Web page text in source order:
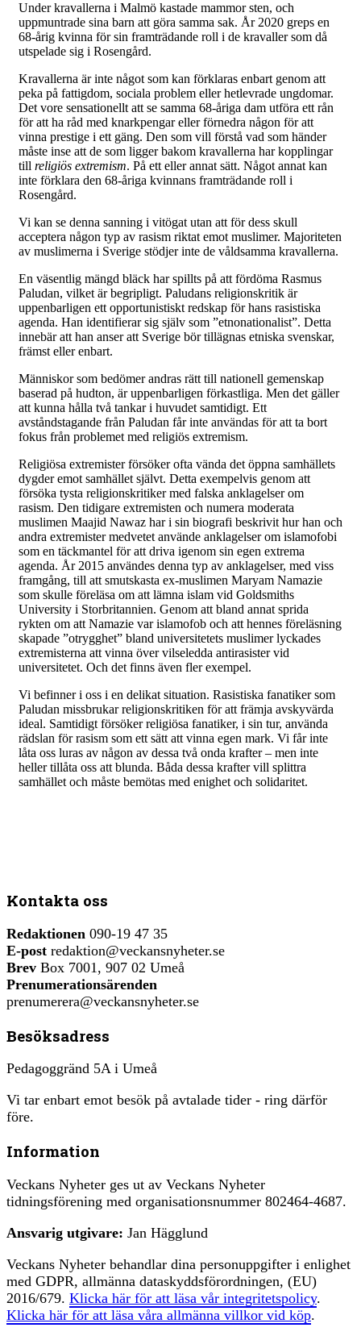
Under kravallerna i Malmö kastade mammor sten, och
uppmuntrade sina barn att göra samma sak. År 2020 greps en
68-årig kvinna för sin framträdande roll i de kravaller som då
utspelade sig i Rosengård.
Kravallerna är inte något som kan förklaras enbart genom att
peka på fattigdom, sociala problem eller hetlevrade ungdomar.
Det vore sensationellt att se samma 68-åriga dam utföra ett rån
för att ha råd med knarkpengar eller förnedra någon för att
vinna prestige i ett gäng. Den som vill förstå vad som händer
måste inse att de som ligger bakom kravallerna har kopplingar
till religiös extremism. På ett eller annat sätt. Något annat kan
inte förklara den 68-åriga kvinnans framträdande roll i
Rosengård.
Vi kan se denna sanning i vitögat utan att för dess skull
acceptera någon typ av rasism riktat emot muslimer. Majoriteten
av muslimerna i Sverige stödjer inte de våldsamma kravallerna.
En väsentlig mängd bläck har spillts på att fördöma Rasmus
Paludan, vilket är begripligt. Paludans religionskritik är
uppenbarligen ett opportunistiskt redskap för hans rasistiska
agenda. Han identifierar sig själv som ”etnonationalist”. Detta
innebär att han anser att Sverige bör tillägnas etniska svenskar,
främst eller enbart.
Människor som bedömer andras rätt till nationell gemenskap
baserad på hudton, är uppenbarligen förkastliga. Men det gäller
att kunna hålla två tankar i huvudet samtidigt. Ett
avståndstagande från Paludan får inte användas för att ta bort
fokus från problemet med religiös extremism.
Religiösa extremister försöker ofta vända det öppna samhällets
dygder emot samhället självt. Detta exempelvis genom att
försöka tysta religionskritiker med falska anklagelser om
rasism. Den tidigare extremisten och numera moderata
muslimen Maajid Nawaz har i sin biografi beskrivit hur han och
andra extremister medvetet använde anklagelser om islamofobi
som en täckmantel för att driva igenom sin egen extrema
agenda. År 2015 användes denna typ av anklagelser, med viss
framgång, till att smutskasta ex-muslimen Maryam Namazie
som skulle föreläsa om att lämna islam vid Goldsmiths
University i Storbritannien. Genom att bland annat sprida
rykten om att Namazie var islamofob och att hennes föreläsning
skapade ”otrygghet” bland universitetets muslimer lyckades
extremisterna att vinna över vilseledda antirasister vid
universitetet. Och det finns även fler exempel.
Vi befinner i oss i en delikat situation. Rasistiska fanatiker som
Paludan missbrukar religionskritiken för att främja avskyvärda
ideal. Samtidigt försöker religiösa fanatiker, i sin tur, använda
rädslan för rasism som ett sätt att vinna egen mark. Vi får inte
låta oss luras av någon av dessa två onda krafter – men inte
heller tillåta oss att blunda. Båda dessa krafter vill splittra
samhället och måste bemötas med enighet och solidaritet.
Kontakta oss
Redaktionen 090-19 47 35
E-post redaktion@veckansnyheter.se
Brev Box 7001, 907 02 Umeå
Prenumerationsärenden
prenumerera@veckansnyheter.se
Besöksadress
Pedagoggränd 5A i Umeå
Vi tar enbart emot besök på avtalade tider - ring därför
före.
Information
Veckans Nyheter ges ut av Veckans Nyheter
tidningsförening med organisationsnummer 802464-4687.
Ansvarig utgivare: Jan Hägglund
Veckans Nyheter behandlar dina personuppgifter i enlighet
med GDPR, allmänna dataskyddsförordningen, (EU)
2016/679. Klicka här för att läsa vår integritetspolicy.
Klicka här för att läsa våra allmänna villkor vid köp.